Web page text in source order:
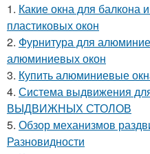
1. Какие окна для
пластиковых окон
2. Фурнитура для
алюминиевых окон
3. Купить алюминиевые
4. Система выдвижения
ВЫДВИЖНЫХ СТОЛОВ
5. Обзор механизмов
Разновидности